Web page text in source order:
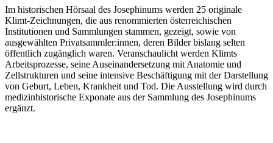
Im historischen Hörsaal des Josephinums werden 25 originale
Klimt-Zeichnungen, die aus renommierten österreichischen
Institutionen und Sammlungen stammen, gezeigt, sowie von
ausgewählten Privatsammler:innen, deren Bilder bislang selten
öffentlich zugänglich waren. Veranschaulicht werden Klimts
Arbeitsprozesse, seine Auseinandersetzung mit Anatomie und
Zellstrukturen und seine intensive Beschäftigung mit der Darstellung
von Geburt, Leben, Krankheit und Tod. Die Ausstellung wird durch
medizinhistorische Exponate aus der Sammlung des Josephinums
ergänzt.